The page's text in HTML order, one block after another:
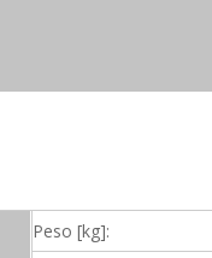
Peso [kg]: